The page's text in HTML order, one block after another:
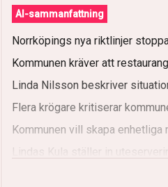
AI-sammanfattning
Norrköpings nya riktlinjer
Kommunen kräver att
Linda Nilsson beskriver
Flera krögare kritiserar
Kommunen vill skapa enhetliga
Lindas Kula ställer in